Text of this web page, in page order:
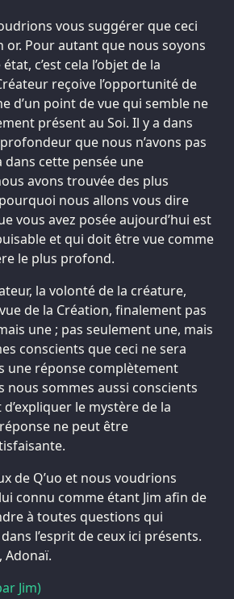
vous suggérer que ceci
or. Pour autant que nous soyons
c’est cela l’objet de la
reçoive l’opportunité de
d’un point de vue qui semble ne
présent au Soi. Il y a dans
que nous n’avons pas
dans cette pensée une
avons trouvée des plus
nous allons vous dire
vous avez posée aujourd’hui est
et qui doit être vue comme
le plus profond.
la volonté de la créature,
de la Création, finalement pas
une ; pas seulement une, mais
conscients que ceci ne sera
une réponse complètement
nous sommes aussi conscients
d’expliquer le mystère de la
ne peut être
de Q’uo et nous voudrions
connu comme étant Jim afin de
à toutes questions qui
l’esprit de ceux ici présents.
Adonaï.
Jim)